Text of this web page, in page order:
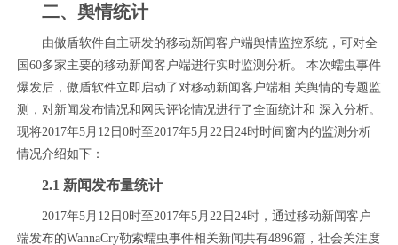
二、舆情统计
由傲盾软件自主研发的移动新闻客户端舆情监控系统，可对全
国60多家主要的移动新闻客户端进行实时监测分析。 本次蠕虫事件
爆发后，傲盾软件立即启动了对移动新闻客户端相 关舆情的专题监
测，对新闻发布情况和网民评论情况进行了全面统计和 深入分析。
现将2017年5月12日0时至2017年5月22日24时时间窗内的监测分析
情况介绍如下：
2.1 新闻发布量统计
2017年5月12日0时至2017年5月22日24时，通过移动新闻客户
端发布的WannaCry勒索蠕虫事件相关新闻共有4896篇，社会关注度